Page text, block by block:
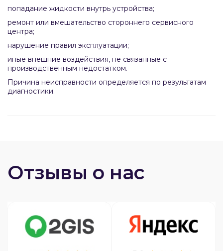
попадание жидкости внутрь устройства;
ремонт или вмешательство стороннего сервисного
центра;
нарушение правил эксплуатации;
иные внешние воздействия, не связанные с
производственным недостатком.
Причина неисправности определяется по результатам
диагностики.
Отзывы о нас